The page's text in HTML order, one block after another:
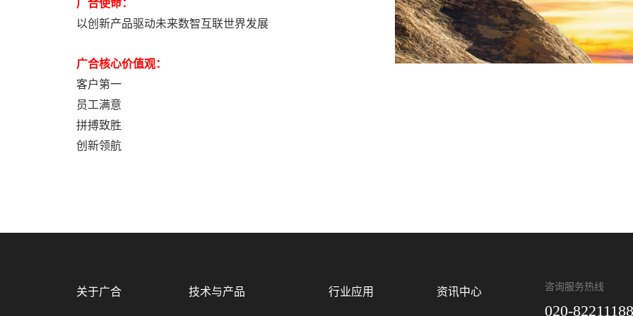
广合使命：
以创新产品驱动未来数智互联世界发展
广合核心价值观：
客户第一
员工满意
拼搏致胜
创新领航
关于广合 技术与产品 行业应用 资讯中心 咨询服务热线
020-